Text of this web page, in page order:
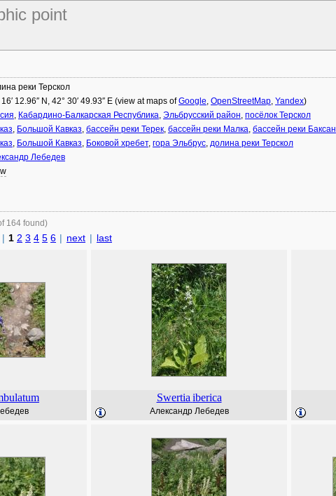
point
реки Терскол
12.96″ N, 42° 30′ 49.93″ E (view at maps ofGoogle, OpenStreetMap, Yandex)
, Кабардино-Балкарская Республика, Эльбрусский район, посёлок Терскол
, Большой Кавказ, бассейн реки Терек, бассейн реки Малка, бассейн реки Баксан
, Большой Кавказ, Боковой хребет, гора Эльбрус, долина реки Терскол
Лебедев
164 found)
| 1 2 3 4 5 6 | next | last
Swertia iberica
Александр Лебедев